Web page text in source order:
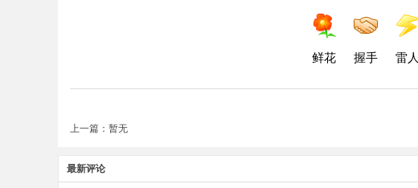
鲜花 握手 雷人
上一篇：暂无
最新评论